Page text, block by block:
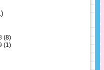
(8)
(1)